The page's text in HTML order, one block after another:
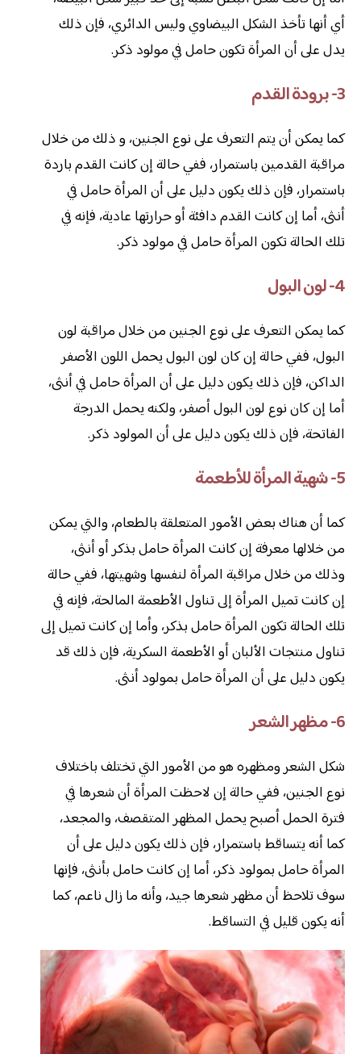
أي أنها تأخذ الشكل البيضاوي وليس الدائري، فإن ذلك
يدل على أن المرأة تكون حامل في مولود ذكر.
3- برودة القدم
كما يمكن أن يتم التعرف على نوع الجنين، و ذلك من خلال
مراقبة القدمين باستمرار، ففي حالة إن كانت القدم باردة
باستمرار، فإن ذلك يكون دليل على أن المرأة حامل في
أنثى، أما إن كانت القدم دافئة أو حرارتها عادية، فإنه في
تلك الحالة تكون المرأة حامل في مولود ذكر.
4- لون البول
كما يمكن التعرف على نوع الجنين من خلال مراقبة لون
البول، ففي حالة إن كان لون البول يحمل اللون الأصفر
الداكن، فإن ذلك يكون دليل على أن المرأة حامل في أنثى،
أما إن كان نوع لون البول أصفر، ولكنه يحمل الدرجة
الفاتحة، فإن ذلك يكون دليل على أن المولود ذكر.
5- شهية المرأة للأطعمة
كما أن هناك بعض الأمور المتعلقة بالطعام، والتي يمكن
من خلالها معرفة إن كانت المرأة حامل بذكر أو أنثى،
وذلك من خلال مراقبة المرأة لنفسها وشهيتها، ففي حالة
إن كانت تميل المرأة إلى تناول الأطعمة المالحة، فإنه في
تلك الحالة تكون المرأة حامل بذكر، وأما إن كانت تميل إلى
تناول منتجات الألبان أو الأطعمة السكرية، فإن ذلك قد
يكون دليل على أن المرأة حامل بمولود أنثى.
6- مظهر الشعر
شكل الشعر ومظهره هو من الأمور التي تختلف باختلاف
نوع الجنين، ففي حالة إن لاحظت المرأة أن شعرها في
فترة الحمل أصبح يحمل المظهر المتقصف، والمجعد،
كما أنه يتساقط باستمرار، فإن ذلك يكون دليل على أن
المرأة حامل بمولود ذكر، أما إن كانت حامل بأنثى، فإنها
سوف تلاحظ أن مظهر شعرها جيد، وأنه ما زال ناعم، كما
أنه يكون قليل في التساقط.